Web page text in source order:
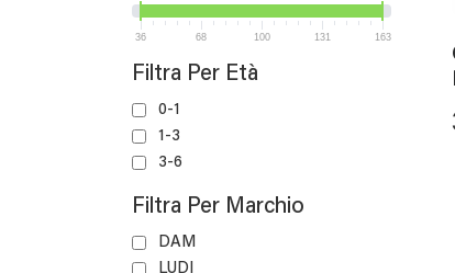
36 68 100 131 163
Filtra Per Età
0-1
1-3
3-6
Filtra Per Marchio
DAM
LUDI